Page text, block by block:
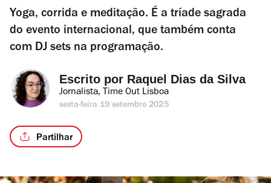
Yoga, corrida e meditação. É a tríade sagrada
do evento internacional, que também conta
com DJ sets na programação.
Escrito por Raquel Dias da Silva
Jornalista, Time Out Lisboa
sexta-feira 19 setembro 2025
Partilhar